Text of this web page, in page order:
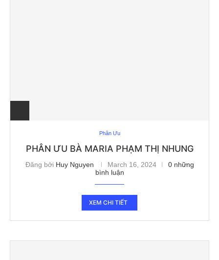
Phân Ưu
PHÂN ƯU BÀ MARIA PHẠM THỊ NHUNG
Đăng bởi Huy Nguyen March 16, 2024
0 những
bình luận
XEM CHI TIẾT